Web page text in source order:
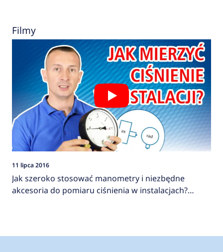
Filmy
11 lipca 2016
Jak szeroko stosować manometry i niezbędne
akcesoria do pomiaru ciśnienia w instalacjach?